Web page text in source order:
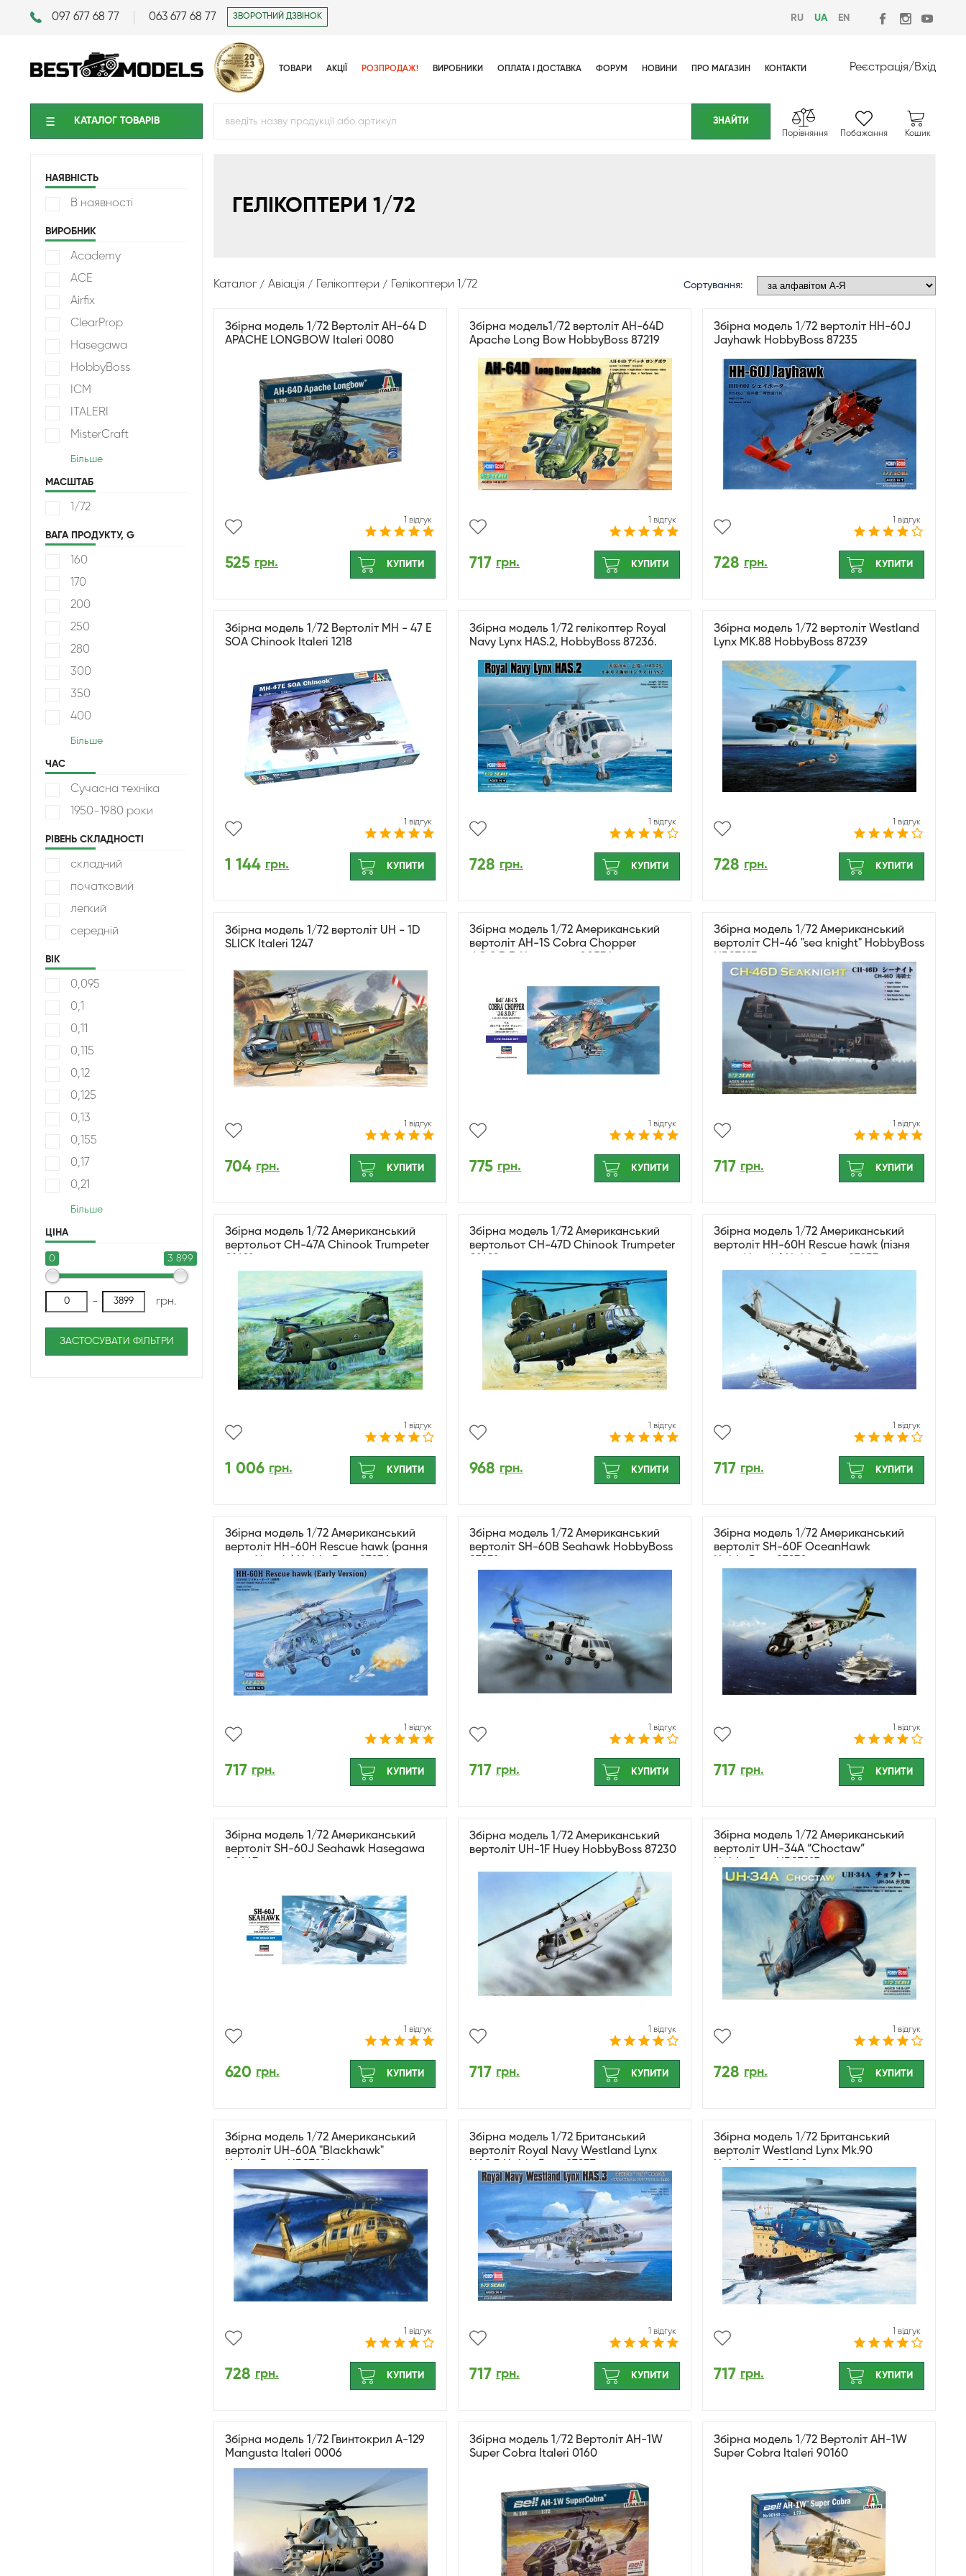
097 677 68 77 063 677 68 77 ЗВОРОТНИЙ ДЗВІНОК RU UA EN
ТОВАРИ АКЦІЇ РОЗПРОДАЖ! ВИРОБНИКИ ОПЛАТА І ДОСТАВКА ФОРУМ НОВИНИ ПРО МАГАЗИН КОНТАКТИ Реєстрація/Вхід
КАТАЛОГ ТОВАРIВ
Порівняння Побажання Кошик
НАЯВНІСТЬ
В наявності
ВИРОБНИК
Academy
ACE
Airfix
ClearProp
Hasegawa
HobbyBoss
ICM
ITALERI
MisterCraft
Більше
МАСШТАБ
1/72
ВАГА ПРОДУКТУ, G
160
170
200
250
280
300
350
400
Більше
ЧАС
Сучасна техніка
1950-1980 роки
РІВЕНЬ СКЛАДНОСТІ
складний
початковий
легкий
середній
ВІК
0,095
0,1
0,11
0,115
0,12
0,125
0,13
0,155
0,17
0,21
Більше
ЦІНА
0 3 899
- грн.
ЗАСТОСУВАТИ ФІЛЬТРИ
ГЕЛІКОПТЕРИ 1/72
Каталог Авіація Гелікоптери Гелікоптери 1/72 Сортування:
Збірна модель 1/72 Вертоліт AH-64 D
APACHE LONGBOW Italeri 0080
1 відгук
525 грн. КУПИТИ
Збірна модель1/72 вертоліт AH-64D
Apache Long Bow HobbyBoss 87219
1 відгук
717 грн. КУПИТИ
Збірна модель 1/72 вертоліт HH-60J
Jayhawk HobbyBoss 87235
1 відгук
728 грн. КУПИТИ
Збірна модель 1/72 Вертоліт MH - 47 E
SOA Chinook Italeri 1218
1 відгук
1 144 грн. КУПИТИ
Збірна модель 1/72 гелікоптер Royal
Navy Lynx HAS.2, HobbyBoss 87236.
1 відгук
728 грн. КУПИТИ
Збірна модель 1/72 вертоліт Westland
Lynx MK.88 HobbyBoss 87239
1 відгук
728 грн. КУПИТИ
Збірна модель 1/72 вертоліт UH - 1D
SLICK Italeri 1247
1 відгук
704 грн. КУПИТИ
Збірна модель 1/72 Американський
вертоліт AH-1S Cobra Chopper
1 відгук
775 грн. КУПИТИ
Збірна модель 1/72 Американський
вертоліт CH-46 "sea knight" HobbyBoss
1 відгук
717 грн. КУПИТИ
Збірна модель 1/72 Американський
вертольот CH-47A Chinook Trumpeter
1 відгук
1 006 грн. КУПИТИ
Збірна модель 1/72 Американський
вертольот CH-47D Chinook Trumpeter
1 відгук
968 грн. КУПИТИ
Збірна модель 1/72 Американський
вертоліт HH-60H Rescue hawk (пізня
1 відгук
717 грн. КУПИТИ
Збірна модель 1/72 Американський
вертоліт HH-60H Rescue hawk (рання
1 відгук
717 грн. КУПИТИ
Збірна модель 1/72 Американський
вертоліт SH-60B Seahawk HobbyBoss
1 відгук
717 грн. КУПИТИ
Збірна модель 1/72 Американський
вертоліт SH-60F OceanHawk
1 відгук
717 грн. КУПИТИ
Збірна модель 1/72 Американський
вертоліт SH-60J Seahawk Hasegawa
1 відгук
620 грн. КУПИТИ
Збірна модель 1/72 Американський
вертоліт UH-1F Huey HobbyBoss 87230
1 відгук
717 грн. КУПИТИ
Збірна модель 1/72 Американський
вертоліт UH-34A “Choctaw”
1 відгук
728 грн. КУПИТИ
Збірна модель 1/72 Американський
вертоліт UH-60A "Blackhawk"
1 відгук
728 грн. КУПИТИ
Збірна модель 1/72 Британський
вертоліт Royal Navy Westland Lynx
1 відгук
717 грн. КУПИТИ
Збірна модель 1/72 Британський
вертоліт Westland Lynx Mk.90
HobbyBoss 87240
1 відгук
717 грн. КУПИТИ
Збірна модель 1/72 Гвинтокрил A-129
Mangusta Italeri 0006
Збірна модель 1/72 Вертоліт AH-1W
Super Cobra Italeri 0160
Збірна модель 1/72 Вертоліт AH-1W
Super Cobra Italeri 90160